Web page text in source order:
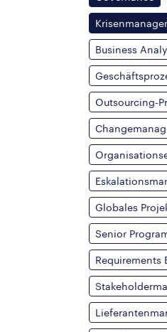
Business
Outsourcing-
Globales
Senior
Requirements